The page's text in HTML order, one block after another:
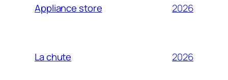
Appliance store 2026
La chute 2026